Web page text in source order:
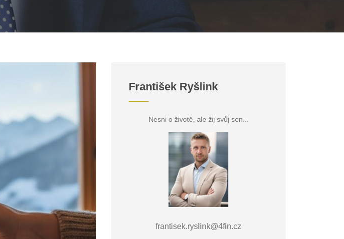
František Ryšlink
Nesni o životě, ale žij svůj sen...
frantisek.ryslink@4fin.cz